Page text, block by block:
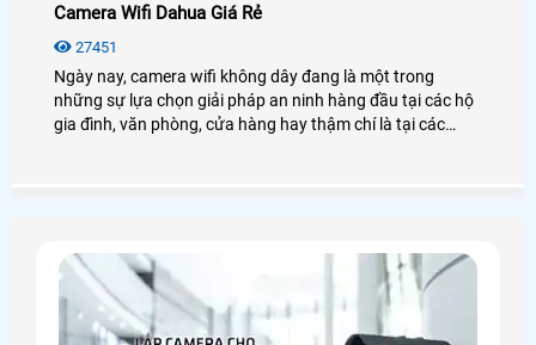
Camera Wifi Dahua Giá Rẻ
27451
Ngày nay, camera wifi không dây đang là một trong
những sự lựa chọn giải pháp an ninh hàng đầu tại các hộ
gia đình, văn phòng, cửa hàng hay thậm chí là tại các